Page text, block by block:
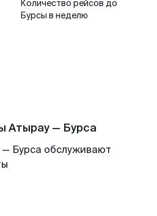
Количество рейсов до
Бурсы в неделю
Атырау — Бурса
Бурса обслуживают